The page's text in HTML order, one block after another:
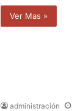
Ver Mas »
administración